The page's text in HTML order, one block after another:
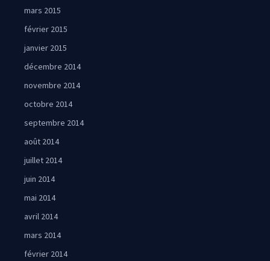
mars 2015
février 2015
janvier 2015
décembre 2014
novembre 2014
octobre 2014
septembre 2014
août 2014
juillet 2014
juin 2014
mai 2014
avril 2014
mars 2014
février 2014